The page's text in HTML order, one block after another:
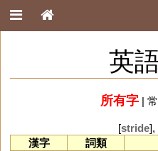
英
所有字|
[stride],
漢字
詞類